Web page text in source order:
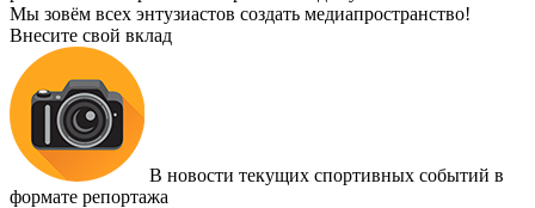
Мы зовём всех энтузиастов создать медиапространство!
Внесите свой вклад
В новости текущих спортивных событий в
формате репортажа